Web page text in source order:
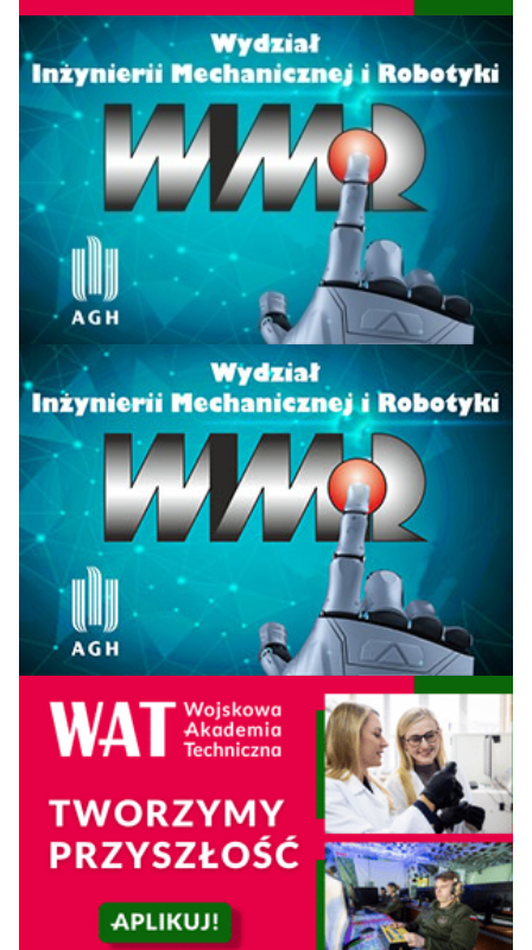
Uniwersytet
Przyrodniczy we
Wrocławiu
Politechnika
Bydgoska im. Jana i
Jędrzeja Śniadeckich
18 17
23
Uniwersytet
Przyrodniczy w
Lublinie
26 26
Politechnika Morska
w Szczecinie
18 24
Uniwersytet Bielsko-
Bialski
25 25 50,3
25=
Politechnika
Świętokrzyska
27 27 50,2